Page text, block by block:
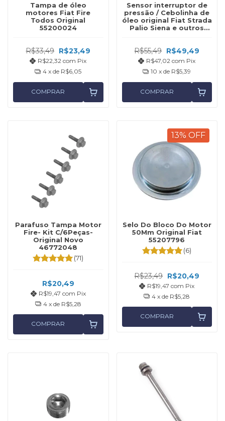
Tampa de óleo
motores Fiat Fire
Todos Original
55200024
R$33,49 R$23,49
R$22,32com Pix
4 x de R$6,05
COMPRAR
Sensor interruptor de
pressão / Cebolinha de
óleo original Fiat Strada
Palio Siena e outros
R$55,49 R$49,49
R$47,02com Pix
10 x de R$5,39
COMPRAR
Parafuso Tampa Motor
Fire- Kit C/6Peças-
Original Novo
46772048
(71)
R$20,49
R$19,47 com Pix
4 x de R$5,28
COMPRAR
13% OFF
Selo Do Bloco Do Motor
50Mm Original Fiat
55207796
(6)
R$23,49 R$20,49
R$19,47com Pix
4 x de R$5,28
COMPRAR